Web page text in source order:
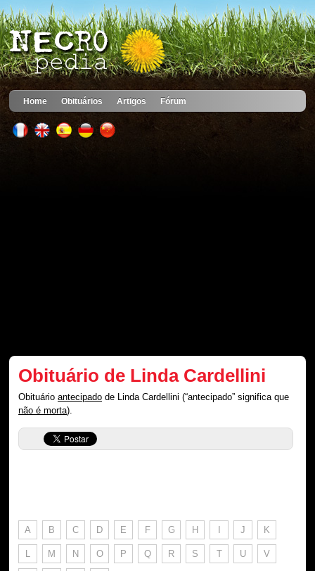
Home Obituários Artigos Fórum
Obituário de Linda Cardellini
Obituárioantecipado de Linda Cardellini (“antecipado” significa que
não é morta).
A B C D E F G H I J K
L M N O P Q R S T U V